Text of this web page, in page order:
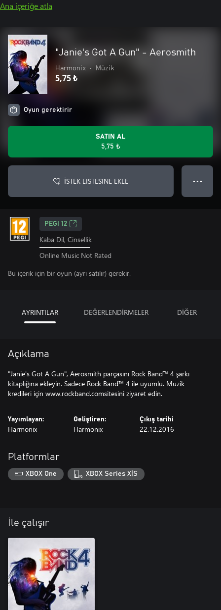
Ana içeriğe atla
"Janie's Got A Gun" - Aerosmith
Harmonix • Müzik
5,75 ₺
Oyun gerektirir
SATIN AL
5,75 ₺
İSTEK LISTESINE EKLE ● ● ●
PEGI 12
Kaba Dil, Cinsellik
Online Music Not Rated
Bu içerik için bir oyun (ayrı satılır) gerekir.
AYRINTILAR DEĞERLENDİRMELER DİĞER
Açıklama
"Janie's Got A Gun", Aerosmith parçasını Rock Band™ 4 şarkı
kitaplığına ekleyin. Sadece Rock Band™ 4 ile uyumlu. Müzik
kredileri için www.rockband.comsitesini ziyaret edin.
Yayımlayan:
Harmonix
Geliştiren:
Harmonix
Çıkış tarihi
22.12.2016
Platformlar
XBOX One XBOX Series X|S
İle çalışır